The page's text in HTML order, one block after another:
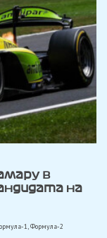
в
на
1,Формула-2